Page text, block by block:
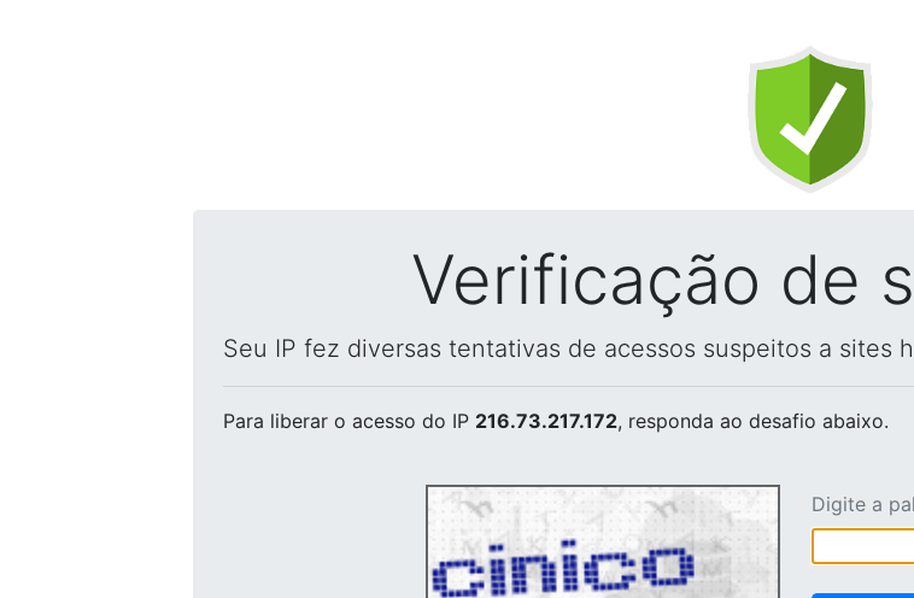
Verificação de
Seu IP fez diversas tentativas de acessos suspeitos a sites
Para liberar o acesso do IP 216.73.217.172, responda ao desafio abaixo.
Digite a